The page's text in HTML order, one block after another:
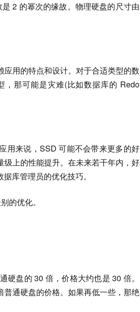
2 的幂次的缘故。物理硬盘的尺寸由
用的特点和设计。对于合适类型的数
，那可能是灾难(比如数据库的 Redo
用来说，SSD 可能不会带来更多的好
上的性能提升。在未来若干年内，好
库管理员的优化技巧。
的优化。
盘的 30 倍，价格大约也是 30 倍。
通硬盘的价格。如果再低一些，那绝